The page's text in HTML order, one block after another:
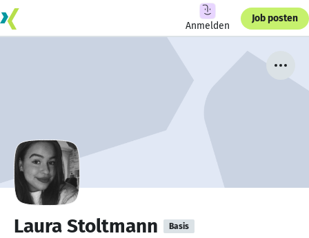
Anmelden
Job posten
Laura Stoltmann Basis